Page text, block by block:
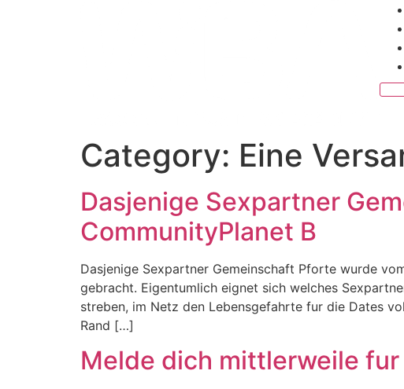
Category: Eine
Dasjenige Sexpartner
CommunityPlanet B
Dasjenige Sexpartner Gemeinschaft Pforte wurde
gebracht. Eigentumlich eignet sich welches
streben, im Netz den Lebensgefahrte fur die Dates
Rand […]
Melde dich mittlerweile